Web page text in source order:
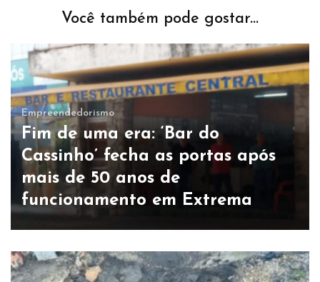
Você também pode gostar...
Empreendedorismo
Fim de uma era: ‘Bar do
Cassinho’ fecha as portas após
mais de 50 anos de
funcionamento em Extrema